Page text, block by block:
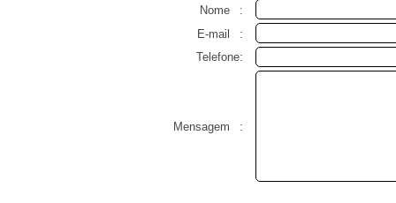
Nome
:
E-mail
:
Telefone:
Mensagem :